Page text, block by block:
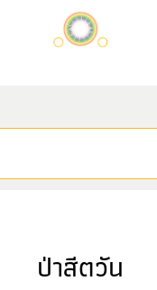
ป่าสีตวัน